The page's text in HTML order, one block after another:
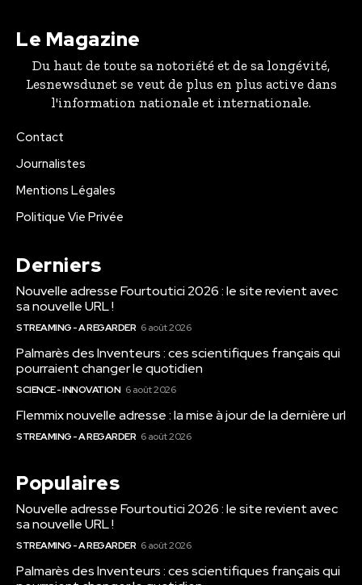
Le Magazine
Du haut de toute sa notoriété et de sa longévité,
Lesnewsdunet se veut de plus en plus active dans
l'information nationale et internationale.
Contact
Journalistes
Mentions Légales
Politique Vie Privée
Derniers
Nouvelle adresse Fourtoutici 2026 : le site revient avec
sa nouvelle URL !
STREAMING - A REGARDER 6 août 2026
Palmarès des Inventeurs : ces scientifiques français qui
pourraient changer le quotidien
SCIENCE - INNOVATION 6 août 2026
Flemmix nouvelle adresse : la mise à jour de la dernière url
STREAMING - A REGARDER 6 août 2026
Populaires
Nouvelle adresse Fourtoutici 2026 : le site revient avec
sa nouvelle URL !
STREAMING - A REGARDER 6 août 2026
Palmarès des Inventeurs : ces scientifiques français qui